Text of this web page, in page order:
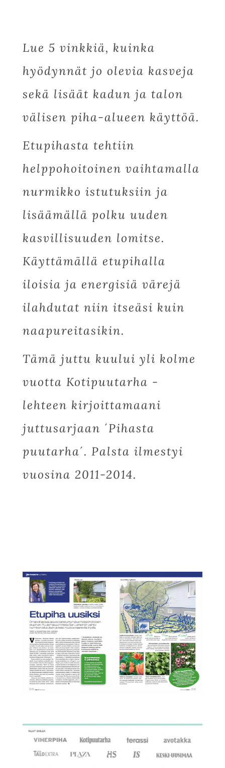
Lue 5 vinkkiä, kuinka
hyödynnät jo olevia kasveja
sekä lisäät kadun ja talon
välisen piha-alueen käyttöä.
Etupihasta tehtiin
helppohoitoinen vaihtamalla
nurmikko istutuksiin ja
lisäämällä polku uuden
kasvillisuuden lomitse.
Käyttämällä etupihalla
iloisia ja energisiä värejä
ilahdutat niin itseäsi kuin
naapureitasikin.
Tämä juttu kuului yli kolme
vuotta Kotipuutarha -
lehteen kirjoittamaani
juttusarjaan ´Pihasta
puutarha´. Palsta ilmestyi
vuosina 2011-2014.